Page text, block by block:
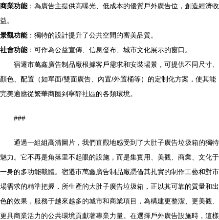
商業功能：為廣告主提供高曝光、低成本的優質戶外廣告位，創造經濟收
益。
景觀功能：獨特的設計提升了公共空間的審美品質。
社會功能：可作為公益宣傳、信息發布、城市文化展示的窗口。
宿遷市萬鑫廣告制品廠根據客戶需求和安裝場景，可提供不同尺寸、
顏色、配置（如單面/雙面廣告、內置/外置桶等）的定制化方案，使其能
完美適應從繁華商圈到寧靜社區的各類環境。
###
通過一組組高清圖片，我們直觀地感受到了大肚子廣告垃圾箱的獨特
魅力。它不再是角落里不起眼的設施，而是集實用、美觀、商業、文化于
一身的多功能載體。宿遷市萬鑫廣告制品廠憑借其扎實的制作工藝和對市
場需求的精準把握，所生產的大肚子廣告垃圾箱，正以其可靠的質量和出
色的效果，服務于越來越多的城市和商業項目，為構建更整潔、更美觀、
更具商業活力的公共環境貢獻著專業力量。在選擇戶外廣告設施時，這樣